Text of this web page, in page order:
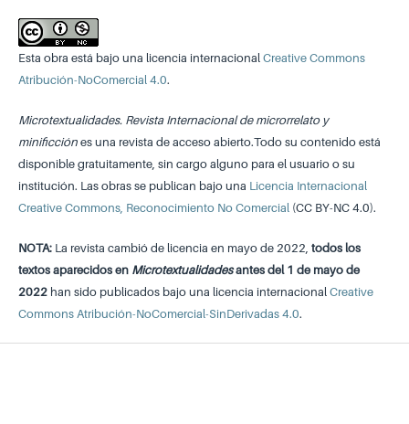
Esta obra está bajo una licencia internacionalCreative Commons
Atribución-NoComercial 4.0.
Microtextualidades. Revista Internacional de microrrelato y
minificciónes una revista de acceso abierto.Todo su contenido está
disponible gratuitamente, sin cargo alguno para el usuario o su
institución. Las obras se publican bajo una Licencia Internacional
Creative Commons, Reconocimiento No Comercial(CC BY-NC 4.0).
NOTA:La revista cambió de licencia en mayo de 2022, todos los
textos aparecidos en Microtextualidadesantes del 1 de mayo de
2022han sido publicados bajo una licencia internacionalCreative
Commons Atribución-NoComercial-SinDerivadas 4.0.